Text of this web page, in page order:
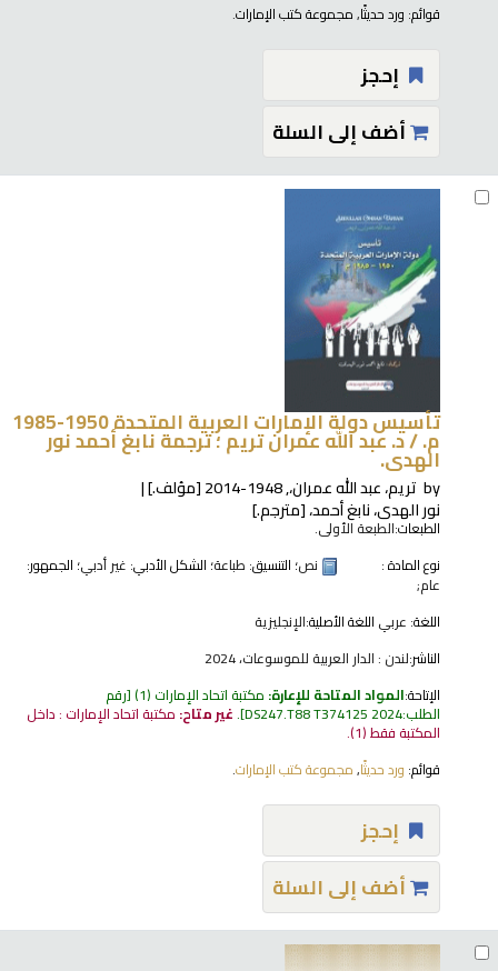
قوائم: ورد حديثًا,مجموعة كتب الإمارات.
إحجز
أضف إلى السلة
تأسيس دولة الإمارات العربية المتحدة 1950-1985
م. /د. عبد الله عمران تريم ؛ ترجمة نابغ أحمد نور
الهدى.
by تريم، عبد الله عمران،, 1948-2014 [مؤلف.]
نور الهدى، نابغ أحمد،[مترجم.]
الطبعات:الطبعة الأولى.
نوع المادة :
نص؛ التنسيق: طباعة؛ الشكل الأدبي: غير أدبي؛ الجمهور:
عام;
اللغة: عربي اللغة الأصلية:الإنجليزية
الناشر:لندن : الدار العربية للموسوعات، 2024
الإتاحة:المواد المتاحة للإعارة: مكتبة اتحاد الإمارات (1) رقم
الطلب:DS247.T88 T374125 2024
.غير متاح: مكتبة اتحاد الإمارات : داخل
المكتبة فقط(1).
قوائم: ورد حديثًا,مجموعة كتب الإمارات.
إحجز
أضف إلى السلة